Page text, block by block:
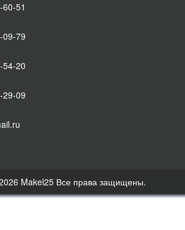
51
09-79
54-20
29-09
Makel25 Все права защищены.